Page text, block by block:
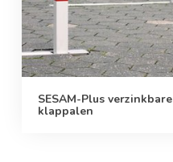
SESAM-Plus verzinkbare
klappalen